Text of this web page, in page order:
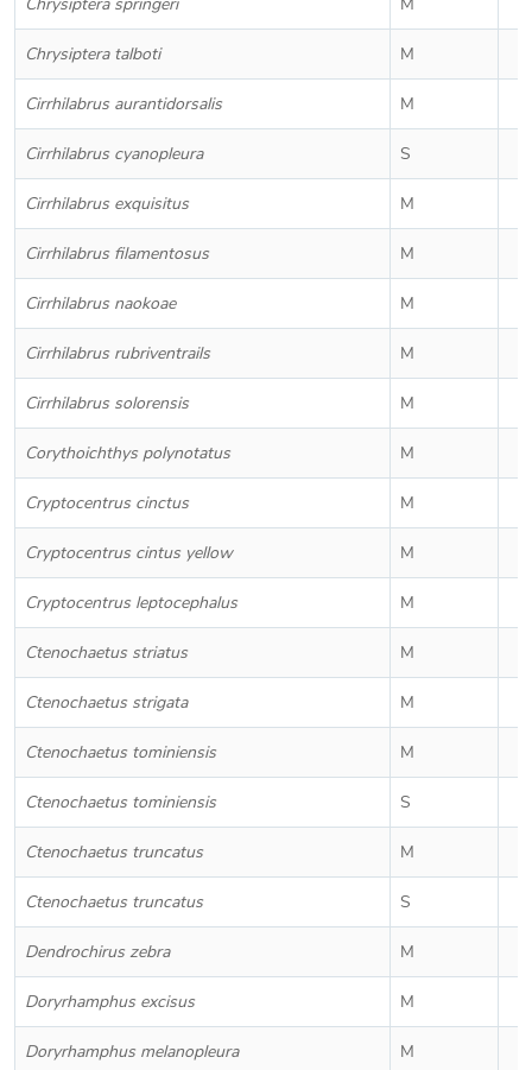
Chrysiptera talboti M
Cirrhilabrus aurantidorsalis M
Cirrhilabrus cyanopleura S
Cirrhilabrus exquisitus M
Cirrhilabrus filamentosus M
Cirrhilabrus naokoae M
Cirrhilabrus rubriventrails M
Cirrhilabrus solorensis M
Corythoichthys polynotatus M
Cryptocentrus cinctus M
Cryptocentrus cintus yellow M
Cryptocentrus leptocephalus M
Ctenochaetus striatus M
Ctenochaetus strigata M
Ctenochaetus tominiensis M
Ctenochaetus tominiensis S
Ctenochaetus truncatus M
Ctenochaetus truncatus S
Dendrochirus zebra M
Doryrhamphus excisus M
Doryrhamphus melanopleura M